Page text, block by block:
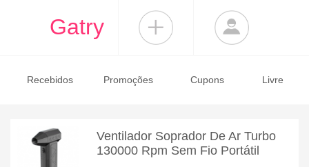
Gatry
Recebidos Promoções Cupons Livre
Ventilador Soprador De Ar Turbo
130000 Rpm Sem Fio Portátil